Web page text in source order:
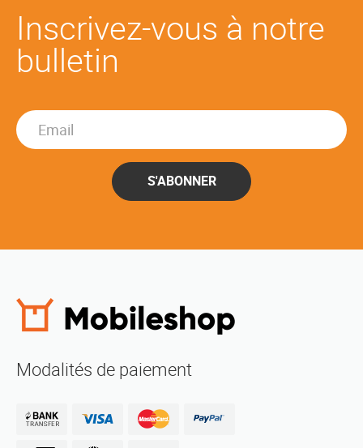
Inscrivez-vous à notre
bulletin
S'ABONNER
Modalités de paiement